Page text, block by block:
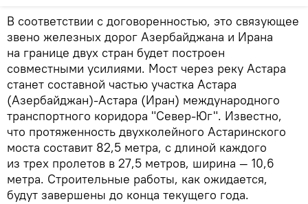
В соответствии с договоренностью, это связующее
звено железных дорог Азербайджана и Ирана
на границе двух стран будет построен
совместными усилиями. Мост через реку Астара
станет составной частью участка Астара
(Азербайджан)-Астара (Иран) международного
транспортного коридора "Север-Юг". Известно,
что протяженность двухколейного Астаринского
моста составит 82,5 метра, с длиной каждого
из трех пролетов в 27,5 метров, ширина — 10,6
метра. Строительные работы, как ожидается,
будут завершены до конца текущего года.